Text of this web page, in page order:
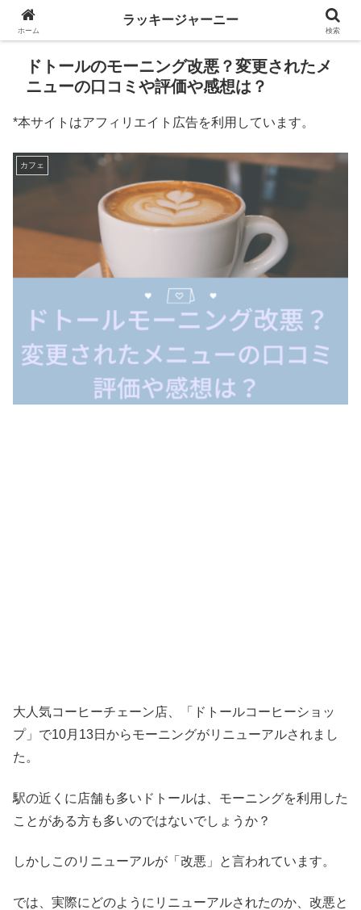
ドトールのモーニング改悪？変更されたメ
ニューの口コミや評価や感想は？
*本サイトはアフィリエイト広告を利用しています。
カフェ
大人気コーヒーチェーン店、「ドトールコーヒーショッ
プ」で10月13日からモーニングがリニューアルされまし
た。
駅の近くに店舗も多いドトールは、モーニングを利用した
ことがある方も多いのではないでしょうか？
しかしこのリニューアルが「改悪」と言われています。
では、実際にどのようにリニューアルされたのか、改悪と
ホーム
ラッキージャーニー
検索